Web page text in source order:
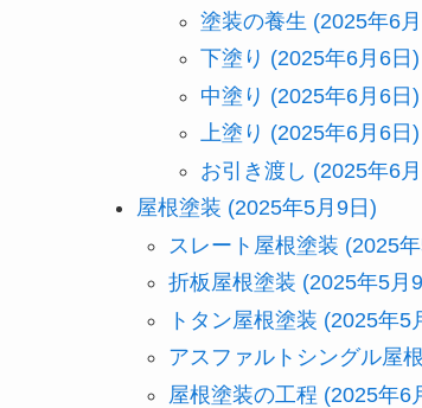
塗装の養生 (2025年6
下塗り (2025年6月6日)
中塗り (2025年6月6日)
上塗り (2025年6月6日)
お引き渡し (2025年6
屋根塗装 (2025年5月9日)
スレート屋根塗装 (2025
折板屋根塗装 (2025年5月
トタン屋根塗装 (2025年5
アスファルトシングル屋
屋根塗装の工程 (2025年6